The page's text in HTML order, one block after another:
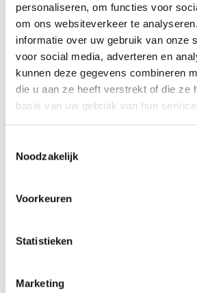
personaliseren, om functies voor
om ons websiteverkeer te
informatie over uw gebruik van onze
voor social media, adverteren en
kunnen deze gegevens combineren
die u aan ze heeft verstrekt of die ze
basis van uw gebruik van hun
Noodzakelijk
Voorkeuren
Statistieken
Marketing
*
GEMEENTE *
VRAGEN, OPMERKINGEN, DOSSIERNUMMER